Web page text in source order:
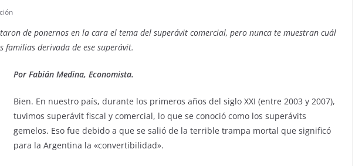
de ponernos en la cara el tema del superávit comercial, pero nunca te muestran cuál
familias derivada de ese superávit.
Por Fabián Medina, Economista.
Bien. En nuestro país, durante los primeros años del siglo XXI (entre 2003 y 2007),
tuvimos superávit fiscal y comercial, lo que se conoció como los superávits
gemelos. Eso fue debido a que se salió de la terrible trampa mortal que significó
para la Argentina la «convertibilidad».